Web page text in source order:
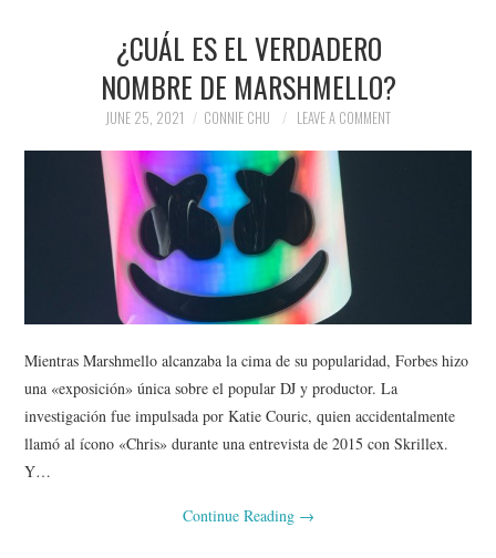
POLITICS
SOCIETY
SPORTS
TECHNOLOGY
¿CUÁL ES EL VERDADERO
NOMBRE DE MARSHMELLO?
JUNE 25, 2021 CONNIE CHU LEAVE A COMMENT
Mientras Marshmello alcanzaba la cima de su popularidad, Forbes hizo
una «exposición» única sobre el popular DJ y productor. La
investigación fue impulsada por Katie Couric, quien accidentalmente
llamó al ícono «Chris» durante una entrevista de 2015 con Skrillex.
Y…
Continue Reading →